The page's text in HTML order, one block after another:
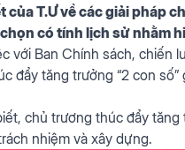
T.Ư về các giải pháp
có tính lịch sử nhằm
với Ban Chính sách,
đẩy tăng trưởng “2 con
chủ trương thúc đẩy
nhiệm và xây dựng.